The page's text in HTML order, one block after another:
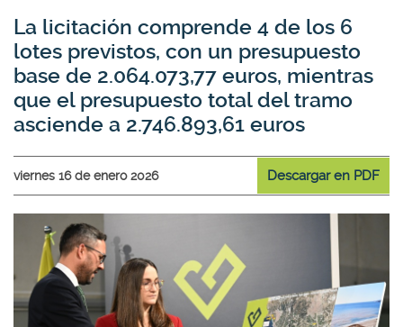
La licitación comprende 4 de los 6
lotes previstos, con un presupuesto
base de 2.064.073,77 euros, mientras
que el presupuesto total del tramo
asciende a 2.746.893,61 euros
viernes 16 de enero 2026 Descargar en PDF